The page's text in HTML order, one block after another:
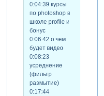
0:04:39 курсы
по photoshop в
школе profile и
бонус
0:06:42 о чем
будет видео
0:08:23
усреднение
(фильтр
размытие)
0:17:44